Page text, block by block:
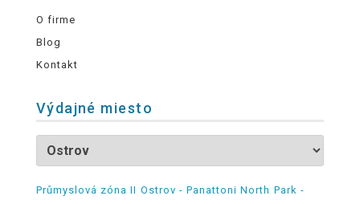
O firme
Blog
Kontakt
Výdajné miesto
Průmyslová zóna II Ostrov - Panattoni North Park -